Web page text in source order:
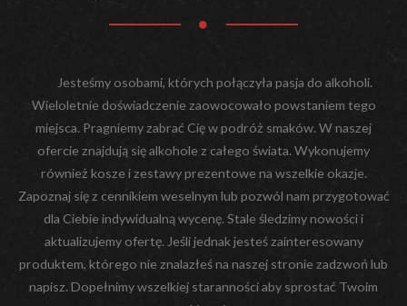
Jesteśmy osobami, których połączyła pasja do alkoholi.
Wieloletnie doświadczenie zaowocowało powstaniem tego
miejsca. Pragniemy zabrać Cię w podróż smaków. W naszej
ofercie znajdują się alkohole z całego świata. Wykonujemy
również kosze i zestawy prezentowe na wszelkie okazje.
Zapoznaj się z cennikiem weselnym lub pozwól nam przygotować
dla Ciebie indywidualną wycenę. Stale śledzimy nowości i
aktualizujemy ofertę. Jeśli jednak jesteś zainteresowany
produktem, którego nie znalazłeś na naszej stronie zadzwoń lub
napisz. Dopełnimy wszelkiej staranności aby sprostać Twoim